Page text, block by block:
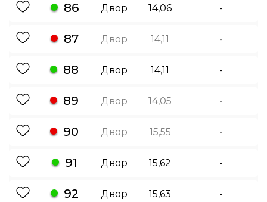
86 Двор 14,06 -
87 Двор 14,11 -
88 Двор 14,11 -
89 Двор 14,05 -
90 Двор 15,55 -
91 Двор 15,62 -
92 Двор 15,63 -